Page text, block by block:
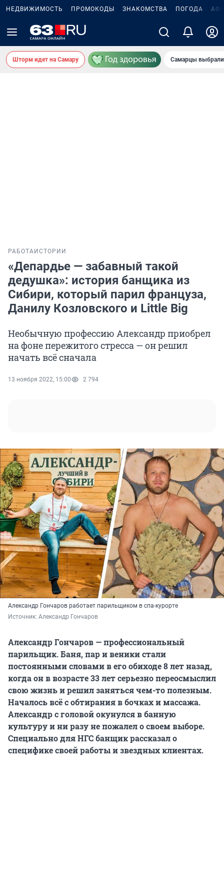
НЕДВИЖИМОСТЬ ПРОМОКОДЫ ЗНАКОМСТВА ПОГОДА
Шторм идет на Самару Самарцы
РАБОТА ИСТОРИИ
«Депардье — забавный такой
дедушка»: история банщика из
Сибири, который парил француза,
Данилу Козловского и Little Big
Необычную профессию Александр приобрел
на фоне пережитого стресса — он решил
начать всё сначала
13 ноября 2022, 15:00 2 794
Александр Гончаров работает парильщиком в спа-курорте
Источник: Александр Гончаров
Александр Гончаров — профессиональный
парильщик. Баня, пар и веники стали
постоянными словами в его обиходе 8 лет назад,
когда он в возрасте 33 лет серьезно переосмыслил
свою жизнь и решил заняться чем-то полезным.
Началось всё с обтирания в бочках и массажа.
Александр с головой окунулся в банную
культуру и ни разу не пожалел о своем выборе.
Специально для НГС банщик рассказал о
специфике своей работы и звездных клиентах.